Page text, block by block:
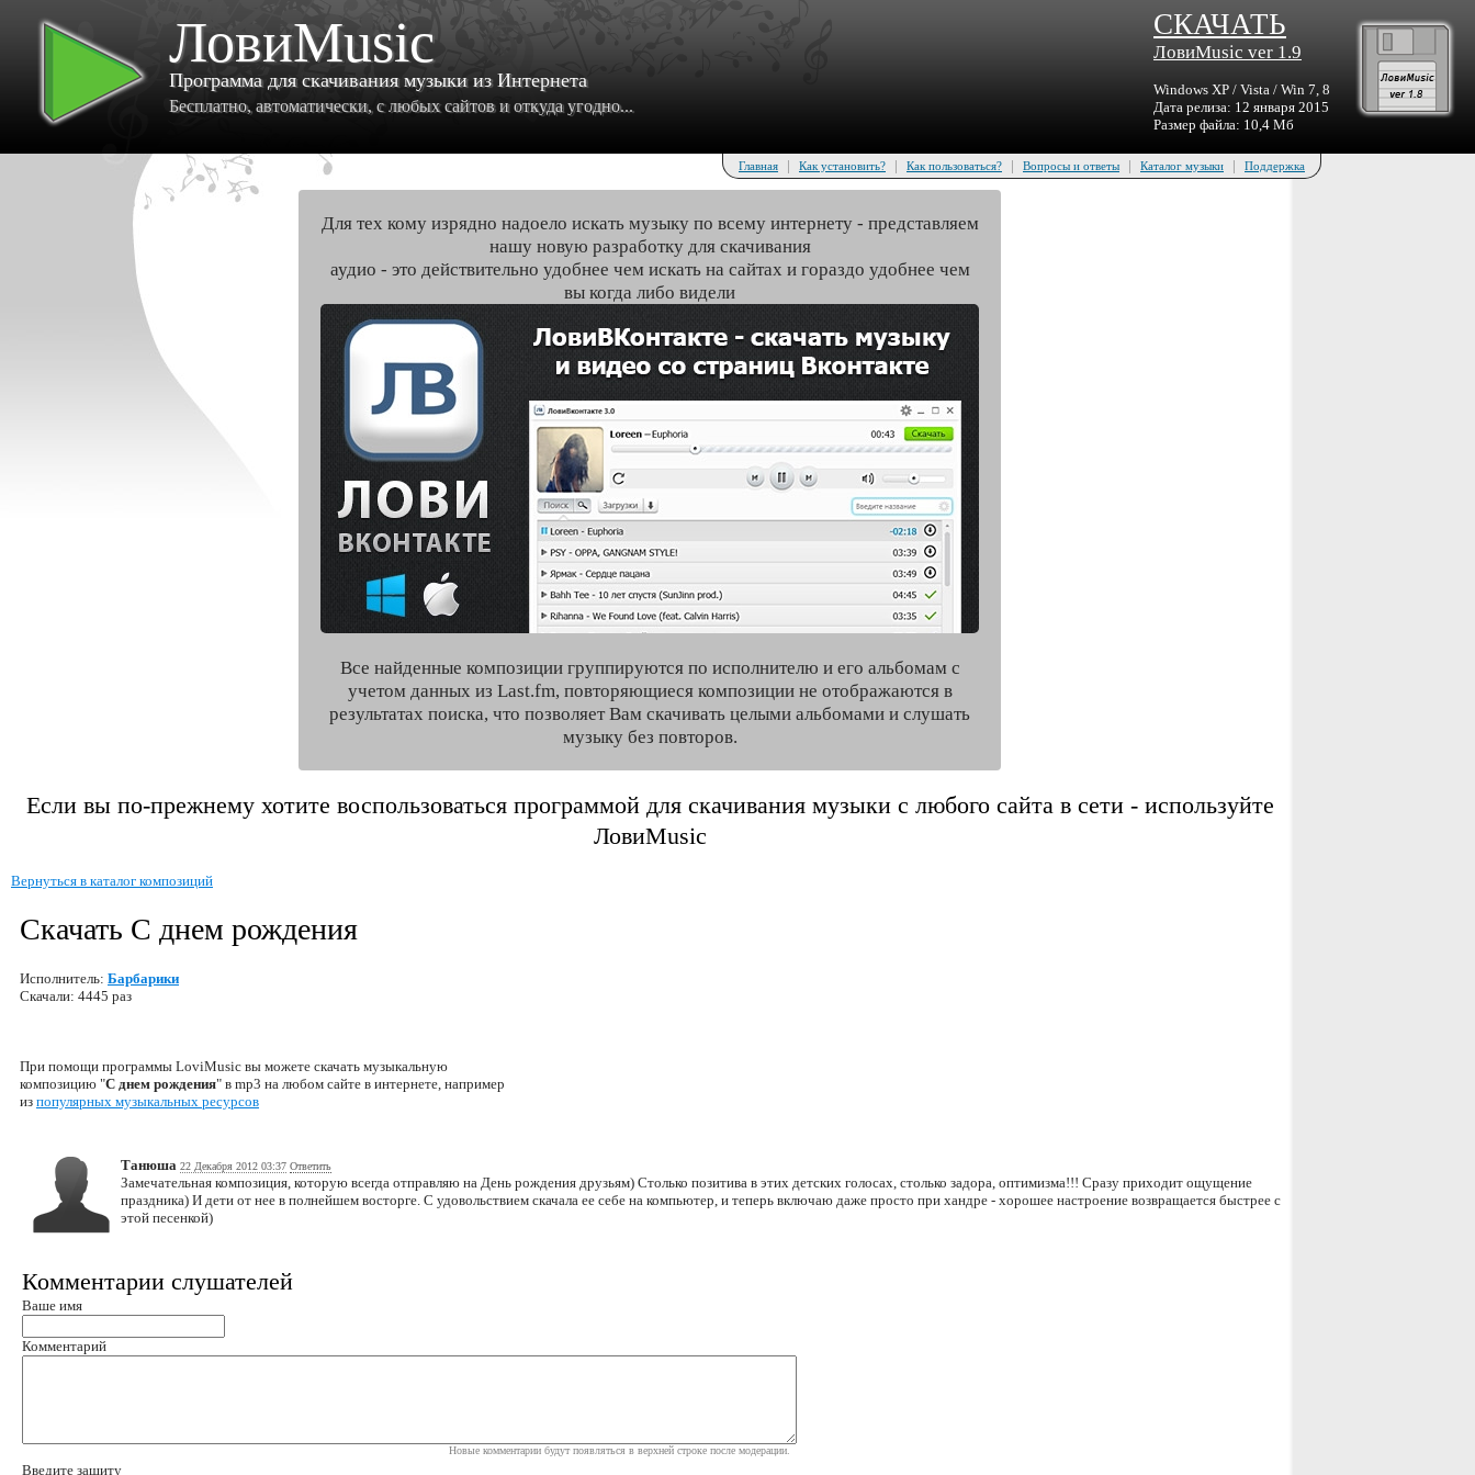
ЛовиMusic
Программа для скачивания музыки из Интернета
Бесплатно, автоматически, с любых сайтов и откуда угодно...
СКАЧАТЬ
ЛовиMusic ver 1.9
Windows XP / Vista / Win 7, 8
Дата релиза: 12 января 2015
Размер файла: 10,4 Мб
Главная | Как установить? | Как пользоваться? | Вопросы и ответы | Каталог музыки | Поддержка
Для тех кому изрядно надоело искать музыку по всему интернету - представляем
нашу новую разработку для скачивания
аудио - это действительно удобнее чем искать на сайтах и гораздо удобнее чем
вы когда либо видели
Все найденные композиции группируются по исполнителю и его альбомам с
учетом данных из Last.fm, повторяющиеся композиции не отображаются в
результатах поиска, что позволяет Вам скачивать целыми альбомами и слушать
музыку без повторов.
Если вы по-прежнему хотите воспользоваться программой для скачивания музыки с любого сайта в сети - используйте
ЛовиMusic
Вернуться в каталог композиций
Скачать С днем рождения
Исполнитель: Барбарики
Скачали: 4445 раз
При помощи программы LoviMusic вы можете скачать музыкальную
композицию "С днем рождения" в mp3 на любом сайте в интернете, например
из популярных музыкальных ресурсов
Танюша 22 Декабря 2012 03:37 Ответить
Замечательная композиция, которую всегда отправляю на День рождения друзьям) Столько позитива в этих детских голосах, столько задора, оптимизма!!! Сразу приходит ощущение
праздника) И дети от нее в полнейшем восторге. С удовольствием скачала ее себе на компьютер, и теперь включаю даже просто при хандре - хорошее настроение возвращается быстрее с
этой песенкой)
Комментарии слушателей
Ваше имя
Комментарий
Новые комментарии будут появляться в верхней строке после модерации.
Введите защиту